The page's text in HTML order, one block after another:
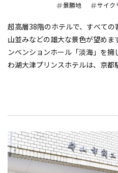
景勝地
サイク
超高層38階のホテルで、すべて
山並みなどの雄大な景色が望めま
ンベンションホール「淡海」を
わ湖大津プリンスホテルは、京